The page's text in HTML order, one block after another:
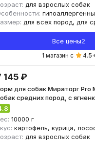
для взрослых собак
для всех пород, для
Все цены2
1 магазин с 4.5
145 ₽
для собак Мираторг Pro
средних пород, с
(10 кг)
10000 г
картофель, курица,
для взрослых собак